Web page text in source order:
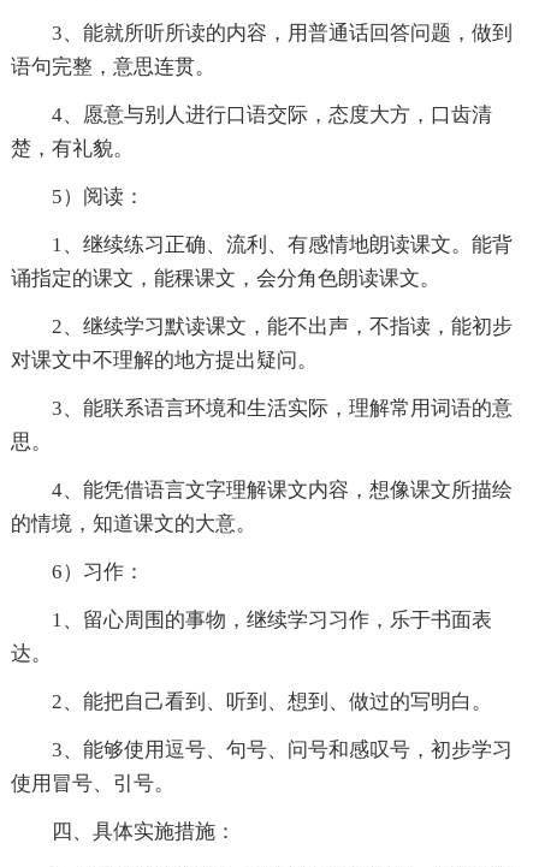
3、能就所听所读的内容，用普通话回答问题，做到
语句完整，意思连贯。
4、愿意与别人进行口语交际，态度大方，口齿清
楚，有礼貌。
5）阅读：
1、继续练习正确、流利、有感情地朗读课文。能背
诵指定的课文，能稞课文，会分角色朗读课文。
2、继续学习默读课文，能不出声，不指读，能初步
对课文中不理解的地方提出疑问。
3、能联系语言环境和生活实际，理解常用词语的意
思。
4、能凭借语言文字理解课文内容，想像课文所描绘
的情境，知道课文的大意。
6）习作：
1、留心周围的事物，继续学习习作，乐于书面表
达。
2、能把自己看到、听到、想到、做过的写明白。
3、能够使用逗号、句号、问号和感叹号，初步学习
使用冒号、引号。
四、具体实施措施：